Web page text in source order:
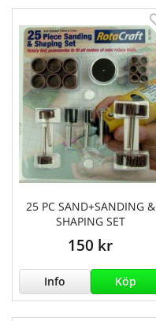
25 PC SAND+SANDING &
SHAPING SET
150 kr
Info Köp